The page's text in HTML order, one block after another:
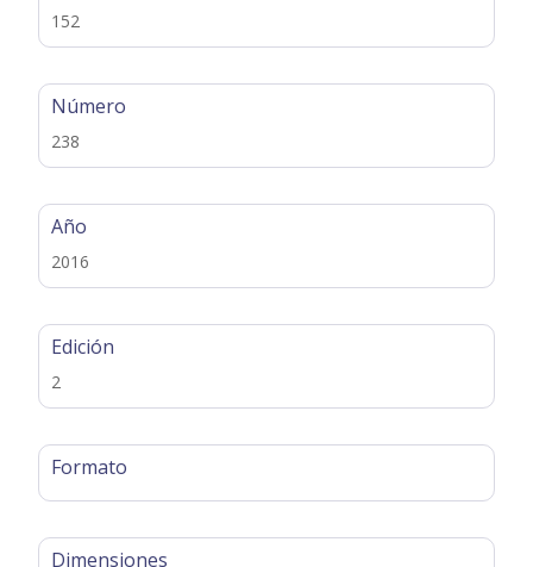
152
Número
238
Año
2016
Edición
2
Formato
Dimensiones